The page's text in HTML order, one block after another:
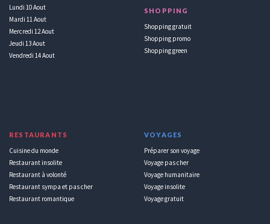
Lundi 10 Aout
Mardi 11 Aout
Mercredi 12 Aout
Jeudi 13 Aout
Vendredi 14 Aout
SHOPPING
Shopping gratuit
Shopping promo
Shopping green
RESTAURANTS
Cuisine du monde
Restaurant insolite
Restaurant à volonté
Restaurant sympa et pas cher
Restaurant romantique
VOYAGES
Préparer son voyage
Voyage pas cher
Voyage humanitaire
Voyage insolite
Voyage gratuit